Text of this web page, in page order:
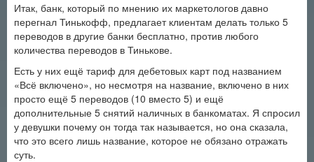
Итак, банк, который по мнению их маркетологов давно
перегнал Тинькофф, предлагает клиентам делать только 5
переводов в другие банки бесплатно, против любого
количества переводов в Тинькове.
Есть у них ещё тариф для дебетовых карт под названием
«Всё включено», но несмотря на название, включено в них
просто ещё 5 переводов (10 вместо 5) и ещё
дополнительные 5 снятий наличных в банкоматах. Я спросил
у девушки почему он тогда так называется, но она сказала,
что это всего лишь название, которое не обязано отражать
суть.